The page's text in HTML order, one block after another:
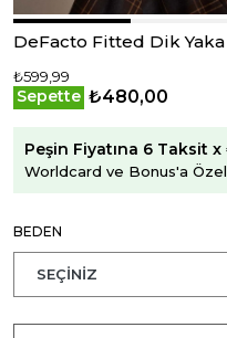
DeFacto Fitted Dik
₺599,99
Sepette ₺480,00
Peşin Fiyatına 6 Taksit
Worldcard ve Bonus'a Özel
BEDEN